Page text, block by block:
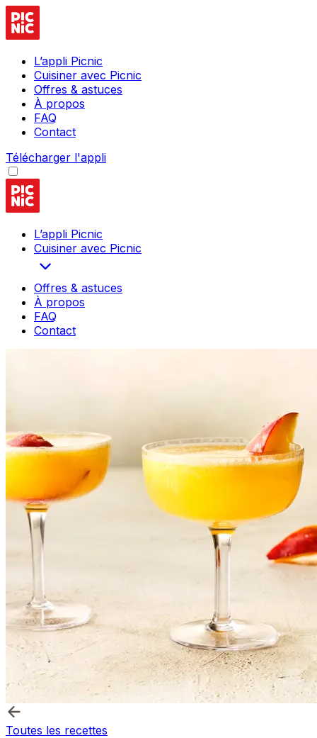
L’appli Picnic
Cuisiner avec Picnic
Offres & astuces
À propos
FAQ
Contact
Télécharger l'appli
L’appli Picnic
Cuisiner avec Picnic
Offres & astuces
À propos
FAQ
Contact
Toutes les recettes